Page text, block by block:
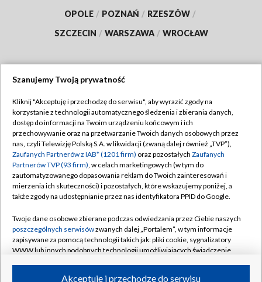
OPOLE / POZNAŃ / RZESZÓW /
SZCZECIN / WARSZAWA / WROCŁAW
TVP
Abonament TVP
Emisja w TVP
Centrum informacji TVP
Naziemna Telewizja Cyfrowa
Rada Programowa
System NOS
Informacje o nadawcy
Regulamin TVP
Polityka prywatności
Moje zgody
Pomoc
Kontakt
Kanały
Szanujemy Twoją prywatność
Kliknij "Akceptuję i przechodzę do serwisu", aby wyrazić zgody na
korzystanie z technologii automatycznego śledzenia i zbierania danych,
dostęp do informacji na Twoim urządzeniu końcowym i ich
przechowywanie oraz na przetwarzanie Twoich danych osobowych przez
nas, czyli Telewizję Polską S.A. w likwidacji (zwaną dalej również „TVP”),
Zaufanych Partnerów z IAB* (1201 firm) oraz pozostałych Zaufanych
Partnerów TVP (93 firm), w celach marketingowych (w tym do
zautomatyzowanego dopasowania reklam do Twoich zainteresowań i
mierzenia ich skuteczności) i pozostałych, które wskazujemy poniżej, a
także zgody na udostępnianie przez nas identyfikatora PPID do Google.
Twoje dane osobowe zbierane podczas odwiedzania przez Ciebie naszych
poszczególnych serwisówzwanych dalej „Portalem”, w tym informacje
zapisywane za pomocą technologii takich jak: pliki cookie, sygnalizatory
WWW lub innych podobnych technologii umożliwiających świadczenie
Akceptuję i przechodzę do serwisu